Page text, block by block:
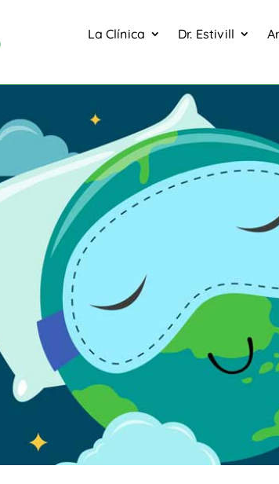
La Clínica Dr. Estivill